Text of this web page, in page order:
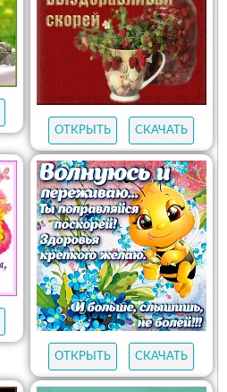
ОТКРЫТЬ
СКАЧАТЬ
ОТКРЫТЬ СКАЧАТЬ